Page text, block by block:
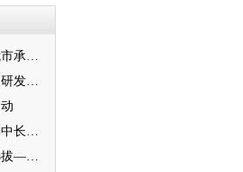
润心赋能，共育未来——我市承办徐州市“润心”行动暨家庭教育宣传周展示活动
新沂市中片区小学、幼儿园研发卓越课程暨班主任素养提升培训活动举行
第七届体育节中小学生冬季中长跑、跳绳比赛举行
对话高考改革与人才培养选拔——我与清北教授面对面